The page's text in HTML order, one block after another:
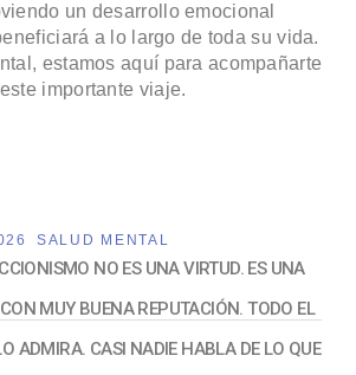
un desarrollo emocional
a lo largo de toda su vida.
estamos aquí para acompañarte
importante viaje.
SALUD MENTAL
NO ES UNA VIRTUD. ES UNA
MUY BUENA REPUTACIÓN. TODO EL
ADMIRA. CASI NADIE HABLA DE LO QUE